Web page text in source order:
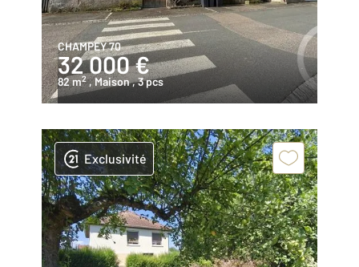
CHAMPEY 70
32 000 €
82 m2 , Maison, 3 pcs
Exclusivité